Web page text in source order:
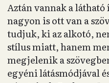
Aztán vannak a
nagyon is ott van a
tudjuk, ki az alkotó,
stílus miatt, hanem
megjelenik a
egyéni látásmódjával